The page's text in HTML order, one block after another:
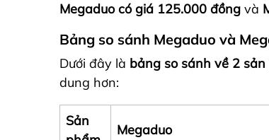
Megaduo có giá 125.000 đồng và
Bảng so sánh Megaduo và
Dưới đây là bảng so sánh về 2
dung hơn:
Sản
Megaduo